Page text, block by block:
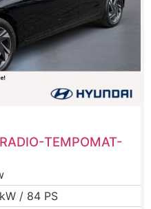
TEMPOMAT-
/ 84 PS